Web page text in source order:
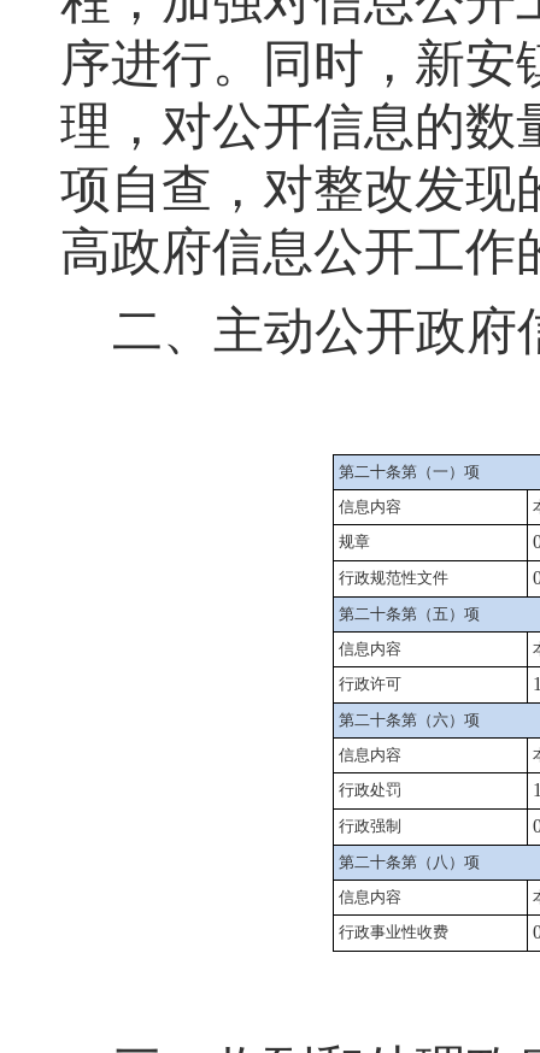
序进行。同时 ， 新安
理 ， 对公开信息的数
项自查，对整改发现
高政府信息公开工作
二、主动公开政府
第二十条第（一）项
信息内容
规章
行政规范性文件
第二十条第（五）项
信息内容
行政许可
第二十条第（六）项
信息内容
行政处罚
行政强制
第二十条第（八）项
信息内容
行政事业性收费